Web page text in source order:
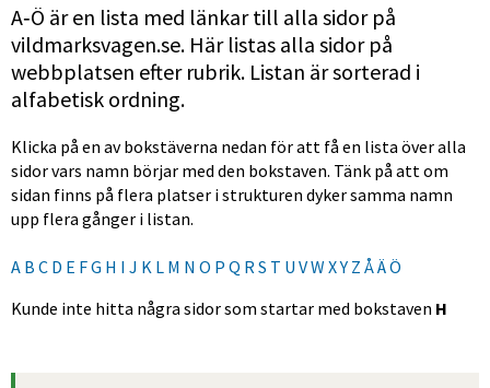
A‑Ö är en lista med länkar till alla sidor på
vildmarksvagen.se. Här listas alla sidor på
webbplatsen efter rubrik. Listan är sorterad i
alfabetisk ordning.
Klicka på en av bokstäverna nedan för att få en lista över alla
sidor vars namn börjar med den bokstaven. Tänk på att om
sidan finns på flera platser i strukturen dyker samma namn
upp flera gånger i listan.
A B C D E FG H I J K L M N O P Q R S T U VW XY Z ÅÄÖ
Kunde inte hitta några sidor som startar med bokstaven H